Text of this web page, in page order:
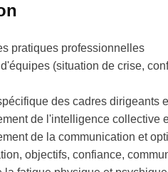
pratiques professionnelles
(situation de crise,
des cadres dirigeants
de l'intelligence collective
de la communication et
objectifs, confiance,